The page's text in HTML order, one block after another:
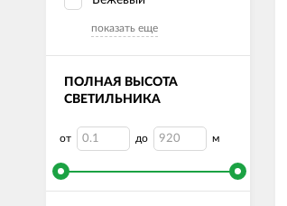
показать еще
ПОЛНАЯ ВЫСОТА
СВЕТИЛЬНИКА
от до м